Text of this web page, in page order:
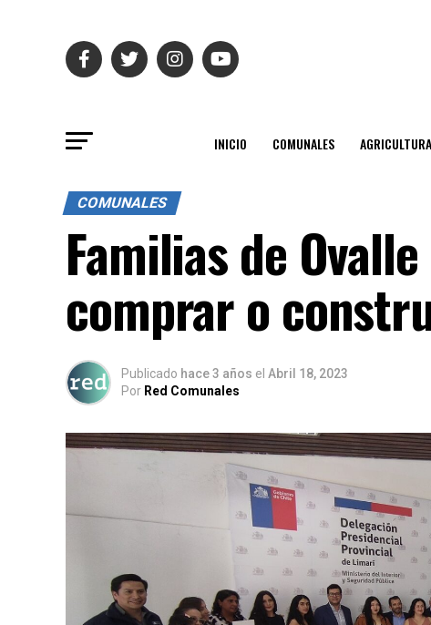
INICIO COMUNALES AGRICULTURA
COMUNALES
Familias de
comprar o
Publicado hace 3 años el Abril 18, 2023
Por Red Comunales